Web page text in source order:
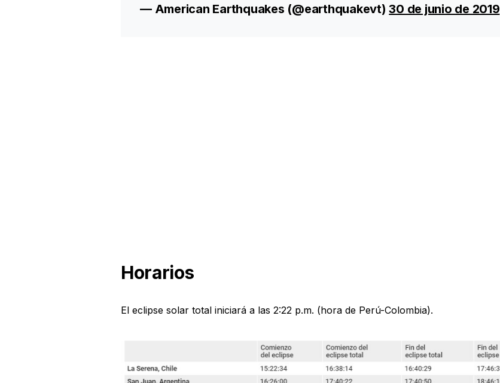
— American Earthquakes (@earthquakevt)30 de junio de 2019
Horarios
El eclipse solar total iniciará a las 2:22 p.m. (hora de Perú-Colombia).